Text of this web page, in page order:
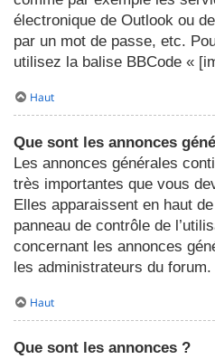
électronique de Outlook ou
par un mot de passe, etc.
utilisez la balise BBCode «
Haut
Que sont les annonces
Les annonces générales
très importantes que vous
Elles apparaissent en haut
panneau de contrôle de
concernant les annonces
les administrateurs du forum.
Haut
Que sont les annonces ?